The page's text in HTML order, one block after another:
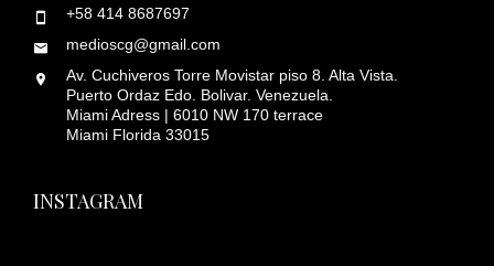
+58 414 8687697
medioscg@gmail.com
Av. Cuchiveros Torre Movistar piso 8. Alta Vista.
Puerto Ordaz Edo. Bolivar. Venezuela.
Miami Adress | 6010 NW 170 terrace
Miami Florida 33015
INSTAGRAM